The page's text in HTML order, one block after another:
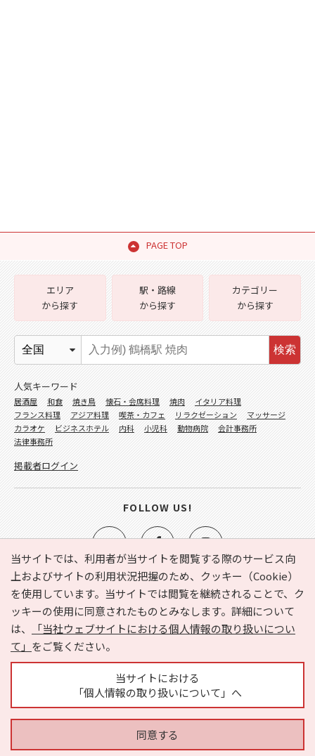
PAGE TOP
当サイトでは、利用者が当サイトを閲覧する際のサービス向
上およびサイトの利用状況把握のため、クッキー（Cookie）
を使用しています。当サイトでは閲覧を継続されることで、ク
ッキーの使用に同意されたものとみなします。詳細について
は、
「当社ウェブサイトにおける個人情報の取り扱いについ
て」 をご覧ください。
当サイトにおける
「個人情報の取り扱いについて」へ
同意する
e-NAVITA（イーナビタ）とは？ お気に入り
ヘルプ
利用規約
個人情報の取り扱いについて
運営会社
サイトマップ
広告掲載に関するお問い合わせ
エリア
から探す
駅・路線
から探す
カテゴリー
から探す
検索
人気キーワード
居酒屋 和食 焼き鳥 懐石・会席料理 焼肉
イタリア料理
フランス料理
アジア料理 喫茶・カフェ リラクゼーション
マッサージ
カラオケ
ビジネスホテル 内科 小児科 動物病院
会計事務所
法律事務所
掲載者ログイン
FOLLOW US!
Copyright © HYOJITO.Co.,Ltd. All Rights Reserved.